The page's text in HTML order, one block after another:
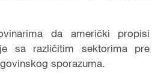
da američki propisi
sa različitim sektorima pre
sporazuma.